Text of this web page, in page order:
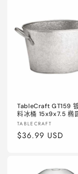
TableCraft GT159
料冰桶 15x9x7.5 椭
厂
商：
TABLECRAFT
常
$36.99 USD